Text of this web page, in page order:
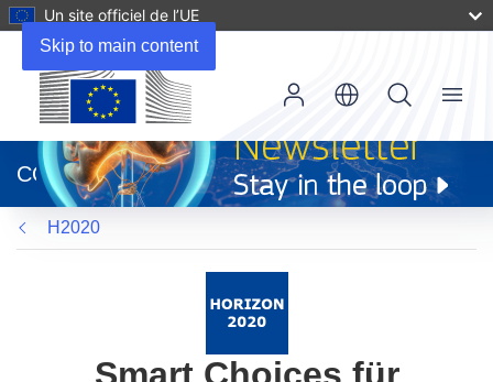
Skip to main content
Un site officiel de l’UE
dans
une
nouvelle
fenêtre)
CORDIS
Menu
H2020